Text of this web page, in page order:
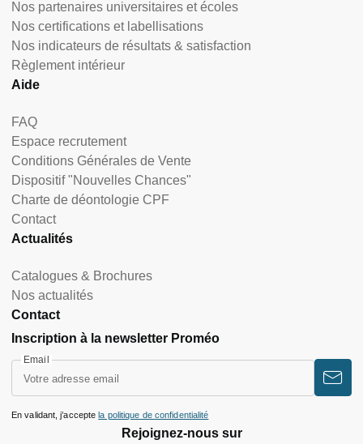
Nos partenaires universitaires et écoles
Nos certifications et labellisations
Nos indicateurs de résultats & satisfaction
Règlement intérieur
Aide
FAQ
Espace recrutement
Conditions Générales de Vente
Dispositif "Nouvelles Chances"
Charte de déontologie CPF
Contact
Actualités
Catalogues & Brochures
Nos actualités
Contact
Rejoignez-nous sur
Inscription à la newsletter Proméo
Email
En validant, j’accepte la politique de confidentialité